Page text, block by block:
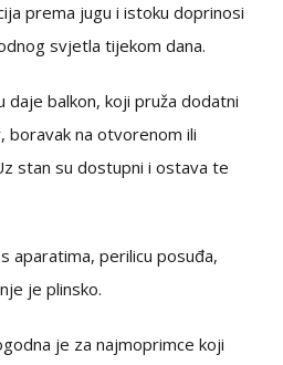
prema jugu i istoku doprinosi
svjetla tijekom dana.
balkon, koji pruža dodatni
na otvorenom ili
stan su dostupni i ostava te
aparatima, perilicu posuđa,
je plinsko.
je za najmoprimce koji